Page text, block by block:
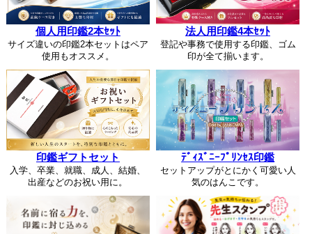
個人用印鑑2本ｾｯﾄ
サイズ違いの印鑑2本セットはペア
使用もオススメ。
法人用印鑑4本ｾｯﾄ
登記や事務で使用する印鑑、ゴム
印が全て揃います。
印鑑ギフトセット
入学、卒業、就職、成人、結婚、
出産などのお祝い用に。
ﾃﾞｨｽﾞﾆｰﾌﾟﾘﾝｾｽ印鑑
セットアップがとにかく可愛い人
気のはんこです。